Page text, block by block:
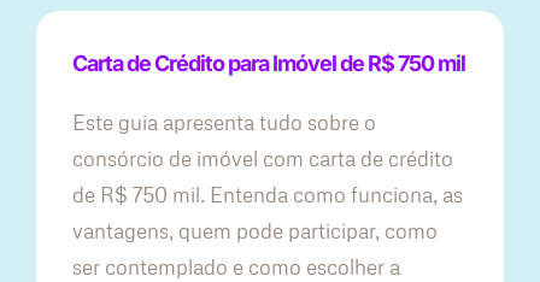
Carta de Crédito para Imóvel de R$ 750 mil
Este guia apresenta tudo sobre o
consórcio de imóvel com carta de crédito
de R$ 750 mil. Entenda como funciona, as
vantagens, quem pode participar, como
ser contemplado e como escolher a